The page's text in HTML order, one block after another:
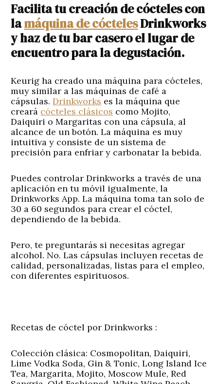
Facilita tu creación de cócteles con
lamáquina de cóctelesDrinkworks
y haz de tu bar casero el lugar de
encuentro para la degustación.
Keurig ha creado una máquina para cócteles,
muy similar a las máquinas de café a
cápsulas.Drinkworks es la máquina que
creará cócteles clásicos como Mojito,
Daiquiri o Margaritas con una cápsula, al
alcance de un botón. La máquina es muy
intuitiva y consiste de un sistema de
precisión para enfriar y carbonatar la bebida.
Puedes controlar Drinkworks a través de una
aplicación en tu móvil igualmente, la
Drinkworks App. La máquina toma tan solo de
30 a 60 segundos para crear el cóctel,
dependiendo de la bebida.
Pero, te preguntarás si necesitas agregar
alcohol. No. Las cápsulas incluyen recetas de
calidad, personalizadas, listas para el empleo,
con diferentes espirituosos.
Recetas de cóctel por Drinkworks :
Colección clásica: Cosmopolitan, Daiquiri,
Lime Vodka Soda, Gin & Tonic, Long Island Ice
Tea, Margarita, Mojito, Moscow Mule, Red